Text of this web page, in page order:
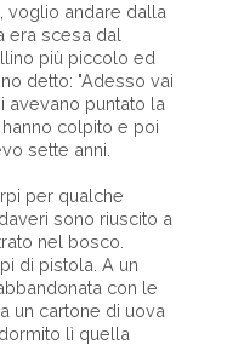
voglio andare dalla
era scesa dal
più piccolo ed
detto: "Adesso vai
avevano puntato la
colpito e poi
sette anni.
per qualche
sono riuscito a
nel bosco.
di pistola. A un
con le
un cartone di uova
lì quella